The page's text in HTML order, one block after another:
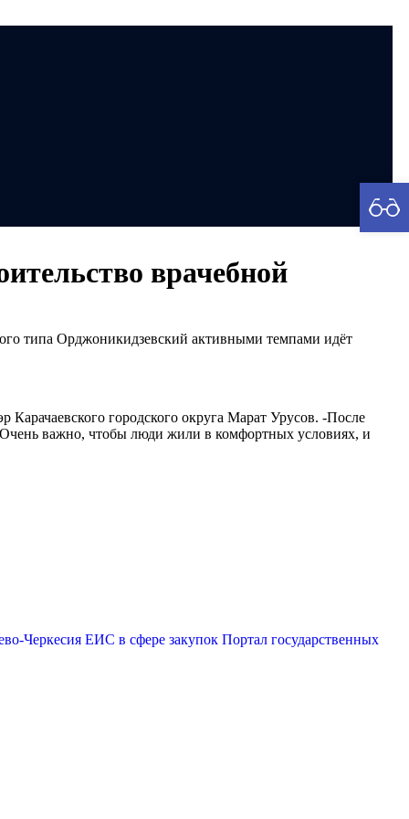
врачебной
типа Орджоникидзевский активными темпами идёт
городского округа Марат Урусов. -После
Очень важно, чтобы люди жили в комфортных условиях, и
Черкесия ЕИС в сфере закупок Портал государственных